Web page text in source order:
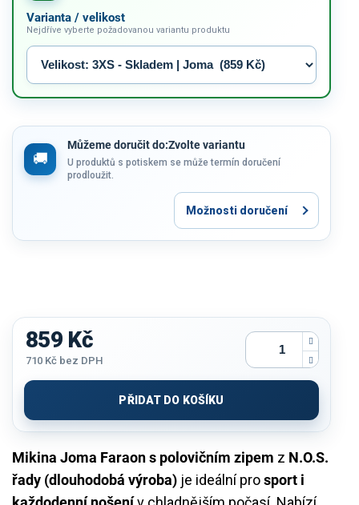
Varianta / velikost
Nejdříve vyberte požadovanou variantu produktu
Můžeme doručit do:Zvolte variantu
U produktů s potiskem se může termín doručení
prodloužit.
Možnosti doručení
Mikina Joma Faraon s polovičním zipem z N.O.S.
řady (dlouhodobá výroba) je ideální prosport i
859 Kč
710 Kč bez DPH
cena:
PŘIDAT DO KOŠÍKU